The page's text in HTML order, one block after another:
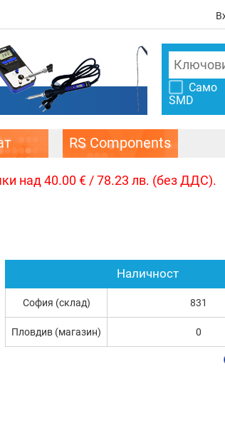
Само
SMD
RS Components
над 40.00 € / 78.23 лв. (без ДДС).
Наличност
София (склад) 831
Пловдив (магазин) 0